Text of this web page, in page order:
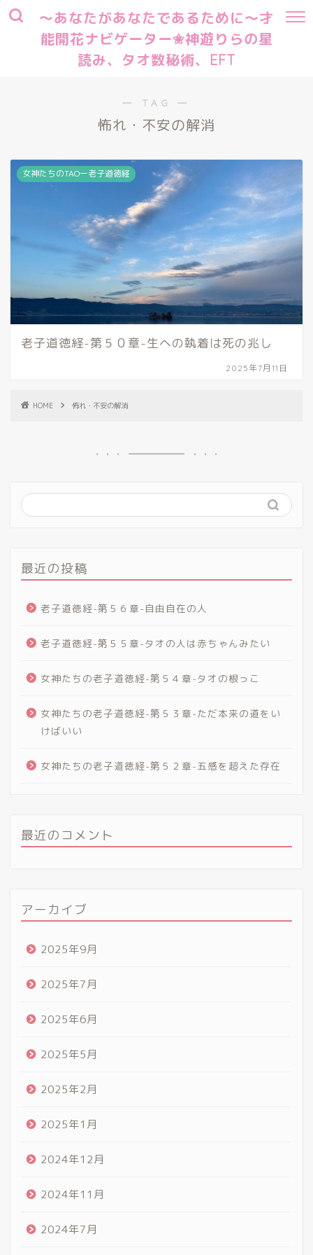
～あなたがあなたであるために～才
能開花ナビゲーター✬神遊りらの星
読み、タオ数秘術、EFT
― TAG ―
怖れ・不安の解消
女神たちのTAOー老子道徳経
老子道徳経-第５０章-生への執着は死の兆し
2025年7月11日
HOME 怖れ・不安の解消
最近の投稿
老子道徳経-第５６章-自由自在の人
老子道徳経-第５５章-タオの人は赤ちゃんみたい
女神たちの老子道徳経-第５４章-タオの根っこ
女神たちの老子道徳経-第５３章-ただ本来の道をい
けばいい
女神たちの老子道徳経-第５２章-五感を超えた存在
最近のコメント
アーカイブ
2025年9月
2025年7月
2025年6月
2025年5月
2025年2月
2025年1月
2024年12月
2024年11月
2024年7月